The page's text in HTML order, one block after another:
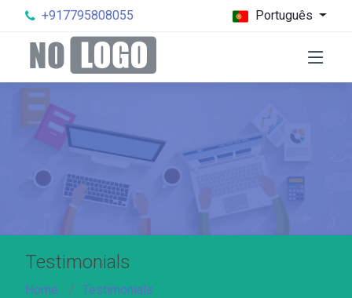
+917795808055 Português
Testimonials
Home Testimonials